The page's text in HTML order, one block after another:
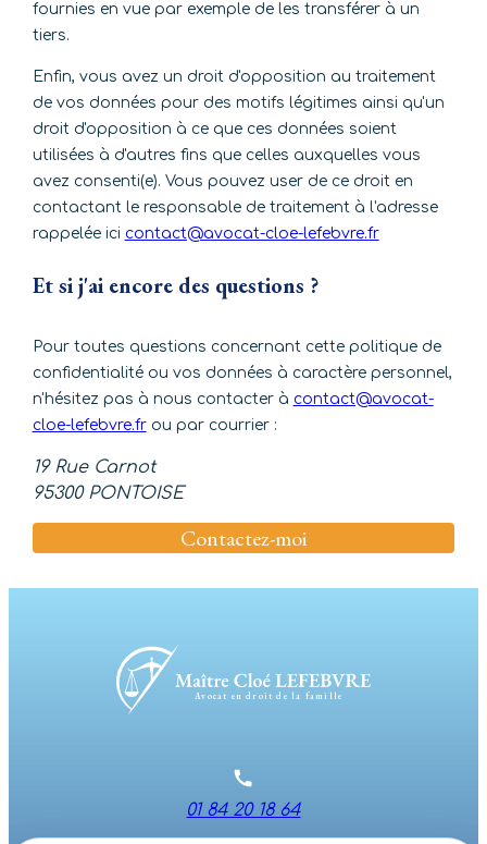
fournies en vue par exemple de les transférer à un
tiers.
Enfin, vous avez un droit d'opposition au traitement
de vos données pour des motifs légitimes ainsi qu'un
droit d'opposition à ce que ces données soient
utilisées à d'autres fins que celles auxquelles vous
avez consenti(e). Vous pouvez user de ce droit en
contactant le responsable de traitement à l'adresse
rappelée ici contact@avocat-cloe-lefebvre.fr
Et si j'ai encore des questions ?
Pour toutes questions concernant cette politique de
confidentialité ou vos données à caractère personnel,
n'hésitez pas à nous contacter à contact@avocat-
cloe-lefebvre.frou par courrier :
19 Rue Carnot
95300 PONTOISE
Contactez-moi
Avocat en droit de la famille
01 84 20 18 64